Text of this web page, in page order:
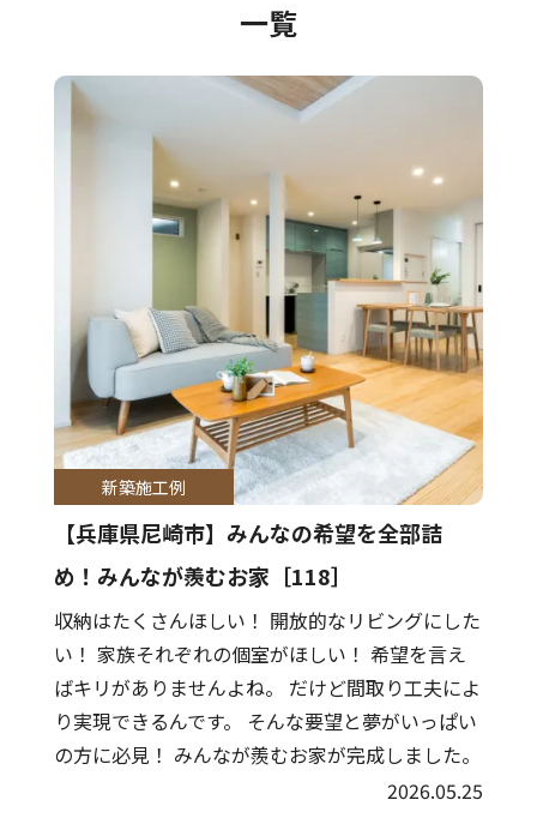
一覧
新築施工例
【兵庫県尼崎市】みんなの希望を全部詰
め！みんなが羨むお家［118］
収納はたくさんほしい！ 開放的なリビングにした
い！ 家族それぞれの個室がほしい！ 希望を言え
ばキリがありませんよね。 だけど間取り工夫によ
り実現できるんです。 そんな要望と夢がいっぱい
の方に必見！ みんなが羨むお家が完成しました。
2026.05.25